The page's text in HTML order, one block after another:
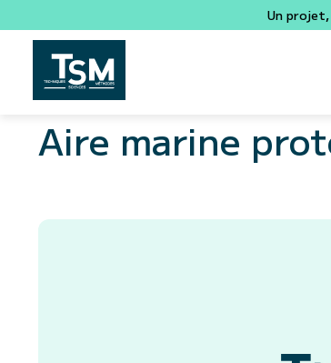
Un
Aire marine